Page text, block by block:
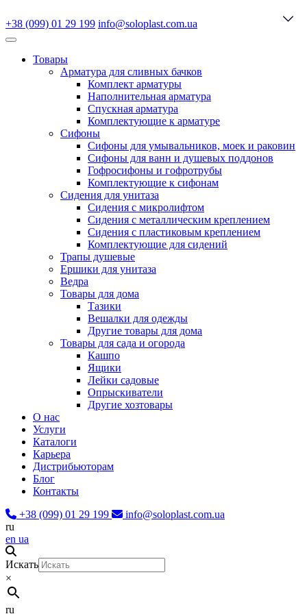
+38 (099) 01 29 199 info@soloplast.com.ua
Товары
Арматура для сливных бачков
Комплект арматуры
Наполнительная арматура
Спускная арматура
Комплектующие к арматуре
Сифоны
Сифоны для умывальников, моек и раковин
Сифоны для ванн и душевых поддонов
Гофросифоны и гофротрубы
Комплектующие к сифонам
Сидения для унитаза
Сидения с микролифтом
Сидения с металлическим креплением
Сидения с пластиковым креплением
Комплектующие для сидений
Трапы душевые
Ершики для унитаза
Ведра
Товары для дома
Тазики
Вешалки для одежды
Другие товары для дома
Товары для сада и огорода
Кашпо
Ящики
Лейки садовые
Опрыскиватели
Другие хозтовары
О нас
Услуги
Каталоги
Карьера
Дистрибьюторам
Блог
Контакты
+38 (099) 01 29 199
info@soloplast.com.ua
ru
en ua
Искать
×
ru